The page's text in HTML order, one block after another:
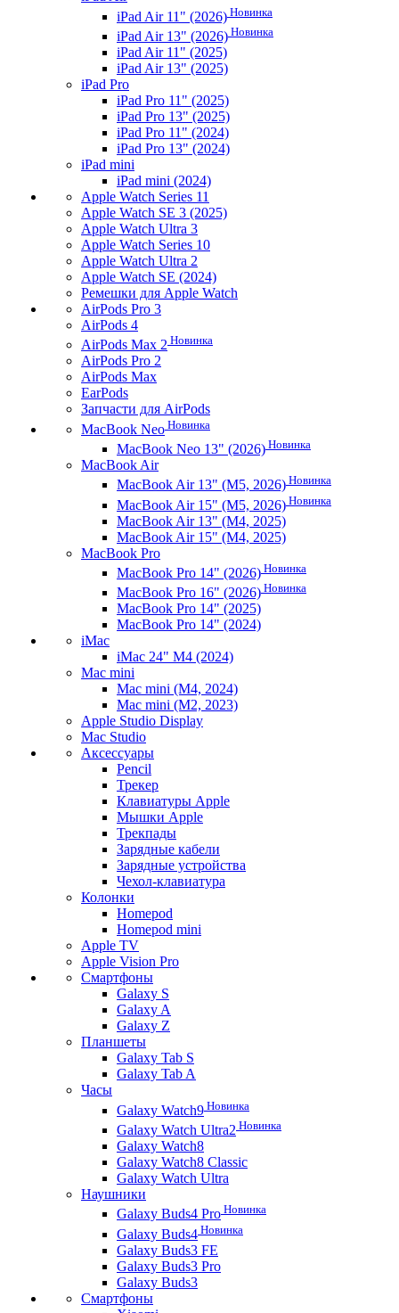
iPad Air 11" (2026) Новинка
iPad Air 13" (2026) Новинка
iPad Air 11" (2025)
iPad Air 13" (2025)
iPad Pro
iPad Pro 11" (2025)
iPad Pro 13" (2025)
iPad Pro 11" (2024)
iPad Pro 13" (2024)
iPad mini
iPad mini (2024)
Apple Watch Series 11
Apple Watch SE 3 (2025)
Apple Watch Ultra 3
Apple Watch Series 10
Apple Watch Ultra 2
Apple Watch SE (2024)
Ремешки для Apple Watch
AirPods Pro 3
AirPods 4
AirPods Max 2 Новинка
AirPods Pro 2
AirPods Max
EarPods
Запчасти для AirPods
MacBook Neo Новинка
MacBook Neo 13" (2026) Новинка
MacBook Air
MacBook Air 13" (M5, 2026) Новинка
MacBook Air 15" (M5, 2026) Новинка
MacBook Air 13" (M4, 2025)
MacBook Air 15" (M4, 2025)
MacBook Pro
MacBook Pro 14" (2026) Новинка
MacBook Pro 16" (2026) Новинка
MacBook Pro 14" (2025)
MacBook Pro 14" (2024)
iMac
iMac 24" M4 (2024)
Mac mini
Mac mini (M4, 2024)
Mac mini (M2, 2023)
Apple Studio Display
Mac Studio
Аксессуары
Pencil
Трекер
Клавиатуры Apple
Мышки Apple
Трекпады
Зарядные кабели
Зарядные устройства
Чехол-клавиатура
Колонки
Homepod
Homepod mini
Apple TV
Apple Vision Pro
Смартфоны
Galaxy S
Galaxy A
Galaxy Z
Планшеты
Galaxy Tab S
Galaxy Tab A
Часы
Galaxy Watch9 Новинка
Galaxy Watch Ultra2 Новинка
Galaxy Watch8
Galaxy Watch8 Classic
Galaxy Watch Ultra
Наушники
Galaxy Buds4 Pro Новинка
Galaxy Buds4 Новинка
Galaxy Buds3 FE
Galaxy Buds3 Pro
Galaxy Buds3
Смартфоны